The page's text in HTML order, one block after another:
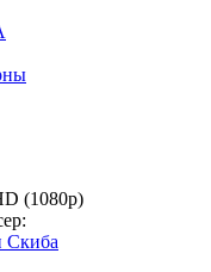
(1080p)
Скиба